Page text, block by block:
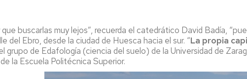
buscarlas muy lejos”, recuerda el catedrático David Badía,
del Ebro, desde la ciudad de Huesca hacia el sur. “La propia
grupo de Edafología (ciencia del suelo) de la Universidad de
de la Escuela Politécnica Superior.